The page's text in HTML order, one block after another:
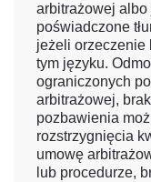
arbitrażowej
poświadczone
jeżeli orzeczenie
tym języku.
ograniczonych
arbitrażowej,
pozbawienia
rozstrzygnięcia
umowę
lub procedurze,